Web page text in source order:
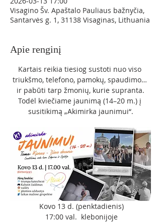
Visagino Šv. Apaštalo Pauliaus bažnyčia,
Santarvės g. 1, 31138 Visaginas, Lithuania
Apie renginį
Kartais reikia tiesiog sustoti nuo viso
triukšmo, telefono, pamokų, spaudimo…
ir pabūti tarp žmonių, kurie supranta.
Todėl kviečiame jaunimą (14–20 m.) į
susitikimą „Akimirka jaunimui“.
Kovo 13 d. (penktadienis)
17:00 val.  klebonijoje